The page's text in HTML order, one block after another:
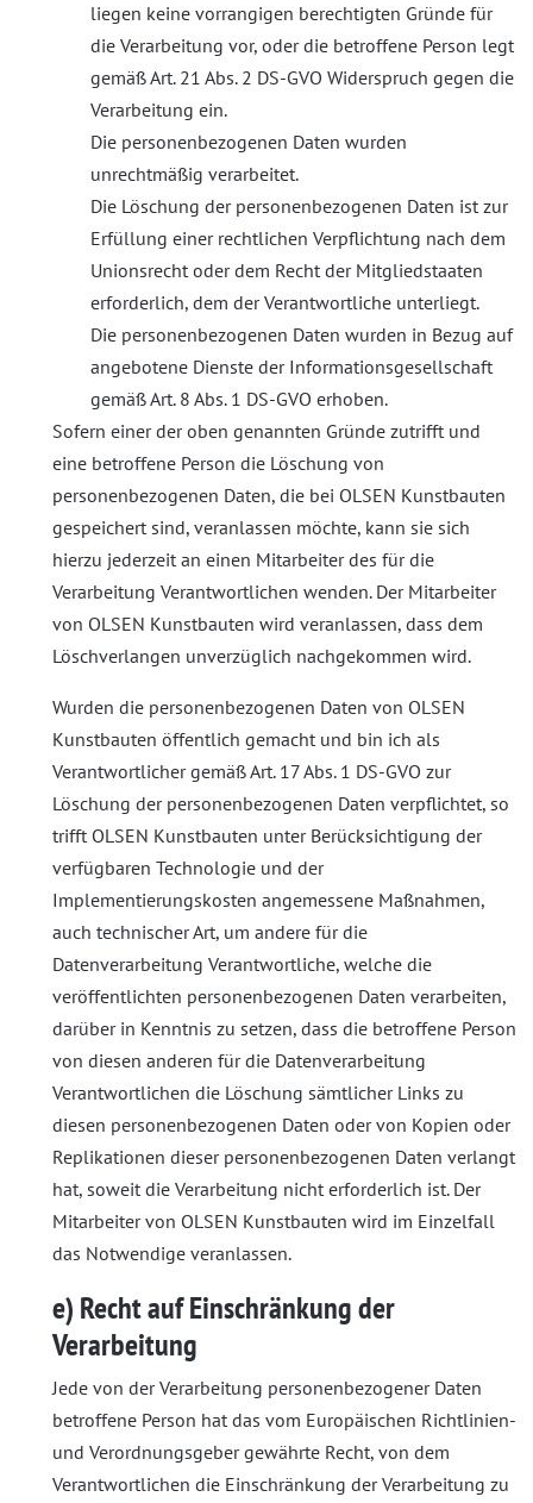
liegen keine vorrangigen berechtigten Gründe für
die Verarbeitung vor, oder die betroffene Person legt
gemäß Art. 21 Abs. 2 DS-GVO Widerspruch gegen die
Verarbeitung ein.
Die personenbezogenen Daten wurden
unrechtmäßig verarbeitet.
Die Löschung der personenbezogenen Daten ist zur
Erfüllung einer rechtlichen Verpflichtung nach dem
Unionsrecht oder dem Recht der Mitgliedstaaten
erforderlich, dem der Verantwortliche unterliegt.
Die personenbezogenen Daten wurden in Bezug auf
angebotene Dienste der Informationsgesellschaft
gemäß Art. 8 Abs. 1 DS-GVO erhoben.
Sofern einer der oben genannten Gründe zutrifft und
eine betroffene Person die Löschung von
personenbezogenen Daten, die bei OLSEN Kunstbauten
gespeichert sind, veranlassen möchte, kann sie sich
hierzu jederzeit an einen Mitarbeiter des für die
Verarbeitung Verantwortlichen wenden. Der Mitarbeiter
von OLSEN Kunstbauten wird veranlassen, dass dem
Löschverlangen unverzüglich nachgekommen wird.
Wurden die personenbezogenen Daten von OLSEN
Kunstbauten öffentlich gemacht und bin ich als
Verantwortlicher gemäß Art. 17 Abs. 1 DS-GVO zur
Löschung der personenbezogenen Daten verpflichtet, so
trifft OLSEN Kunstbauten unter Berücksichtigung der
verfügbaren Technologie und der
Implementierungskosten angemessene Maßnahmen,
auch technischer Art, um andere für die
Datenverarbeitung Verantwortliche, welche die
veröffentlichten personenbezogenen Daten verarbeiten,
darüber in Kenntnis zu setzen, dass die betroffene Person
von diesen anderen für die Datenverarbeitung
Verantwortlichen die Löschung sämtlicher Links zu
diesen personenbezogenen Daten oder von Kopien oder
Replikationen dieser personenbezogenen Daten verlangt
hat, soweit die Verarbeitung nicht erforderlich ist. Der
Mitarbeiter von OLSEN Kunstbauten wird im Einzelfall
das Notwendige veranlassen.
e) Recht auf Einschränkung der
Verarbeitung
Jede von der Verarbeitung personenbezogener Daten
betroffene Person hat das vom Europäischen Richtlinien-
und Verordnungsgeber gewährte Recht, von dem
Verantwortlichen die Einschränkung der Verarbeitung zu